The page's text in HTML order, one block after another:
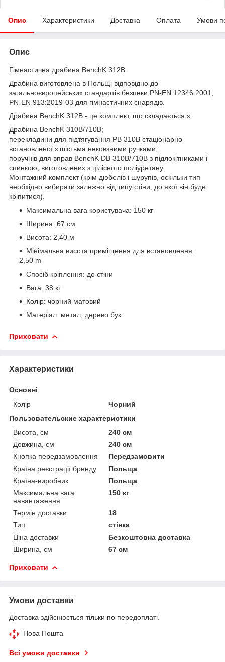
Опис Характеристики Доставка Оплата Умови
Опис
Гімнастична драбина BenchK 312B
Драбина виготовлена в Польщі відповідно до
загальноєвропейських стандартів безпеки PN-EN 12346:2001,
PN-EN 913:2019-03 для гімнастичних снарядів.
Драбина BenchK 312B - це комплект, що складається з:
Драбина BenchK 310B/710B;
перекладини для підтягування PB 310B стаціонарно
встановленої з шістьма нековзними ручками;
поручнів для вправ BenchK DB 310B/710B з підлокітниками і
спинкою, виготовлених з цілісного поліуретану.
Монтажний комплект (крім дюбелів і шурупів, оскільки тип
необхідно вибирати залежно від типу стіни, до якої він буде
кріпитися).
Максимальна вага користувача: 150 кг
Ширина: 67 см
Висота: 2,40 м
Мінімальна висота приміщення для встановлення:
2,50 m
Спосіб кріплення: до стіни
Вага: 38 кг
Колір: чорний матовий
Матеріал: метал, дерево бук
Приховати
Характеристики
Основні
Колір
Чорний
Пользовательские характеристики
Висота, см
240 см
Довжина, см
240 см
Кнопка передзамовлення
Передзамовити
Країна реєстрації бренду
Польща
Країна-виробник
Польща
Максимальна вага
навантаження
150 кг
Термін доставки
18
Тип
стінка
Ціна доставки
Безкоштовна доставка
Ширина, см
67 см
Приховати
Умови доставки
Доставка здійснюється тільки по передоплаті.
Нова Пошта
Всі умови доставки